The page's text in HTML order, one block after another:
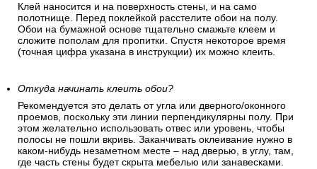
Клей наносится и на поверхность стены, и на само
полотнище. Перед поклейкой расстелите обои на полу.
Обои на бумажной основе тщательно смажьте клеем и
сложите пополам для пропитки. Спустя некоторое время
(точная цифра указана в инструкции) их можно клеить.
Откуда начинать клеить обои?
Рекомендуется это делать от угла или дверного/оконного
проемов, поскольку эти линии перпендикулярны полу. При
этом желательно использовать отвес или уровень, чтобы
полосы не пошли вкривь. Заканчивать оклеивание нужно в
каком-нибудь незаметном месте – над дверью, в углу, там,
где часть стены будет скрыта мебелью или занавесками.